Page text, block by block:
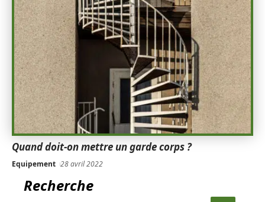
Quand doit-on mettre un garde corps ?
Equipement 28 avril 2022
Recherche